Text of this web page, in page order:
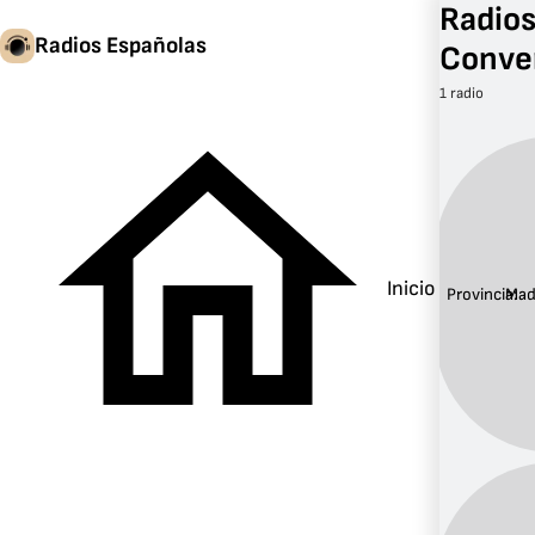
Radios Españolas
Inicio
1 radio
Provincia: